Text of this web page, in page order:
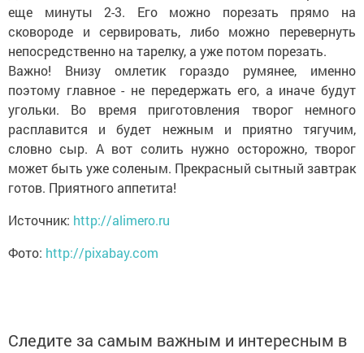
еще минуты 2-3. Его можно порезать прямо на
сковороде и сервировать, либо можно перевернуть
непосредственно на тарелку, а уже потом порезать.
Важно! Внизу омлетик гораздо румянее, именно
поэтому главное - не передержать его, а иначе будут
угольки. Во время приготовления творог немного
расплавится и будет нежным и приятно тягучим,
словно сыр. А вот солить нужно осторожно, творог
может быть уже соленым. Прекрасный сытный завтрак
готов. Приятного аппетита!
Источник: http://alimero.ru
Фото: http://pixabay.com
Следите за самым важным и интересным в